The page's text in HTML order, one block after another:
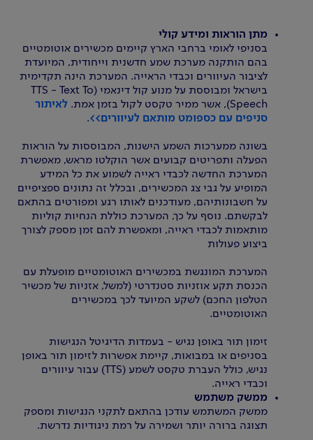
מתן הוראות ומידע קולי
בסניפי לאומי ברחבי הארץ קיימים מכשירים אוטומטיים
בהם הותקנה מערכת שמע חדשנית וייחודית, המיועדת
לציבור העיוורים וכבדי הראייה. המערכת הינה תקדימית
בישראל ומבוססת על מנוע קול דינאמי (TTS - Text To
Speech), אשר ממיר טקסט לקול בזמן אמת.
לאיתור
סניפים עם כספומט מותאם לעיוורים>>.
בשונה ממערכות השמע הישנות, המבוססות על הוראות
הפעלה ותפריטים קבועים אשר הוקלטו מראש, מאפשרת
המערכת החדשה לכבדי ראייה לשמוע את כל המידע
המופיע על גבי צג המכשירים, ובכלל זה נתונים ספציפיים
על חשבונותיהם, מעודכנים לאותו רגע ומפורטים בהתאם
לבקשתם. נוסף על כך, המערכת כוללת הנחיות קוליות
מותאמות לכבדי ראייה, ומאפשרת להם זמן מספק לצורך
ביצוע פעולות
המערכת המונגשת במכשירים האוטומטיים מופעלת עם
הכנסת תקע אוזניות סטנדרטי (למשל, אזניות של מכשיר
הטלפון החכם) לשקע המיועד לכך במכשירים
האוטומטיים.
זימון תור באופן נגיש - בעמדות הדיגיטל הנגישות
בסניפים או במבואות, קיימת אפשרות לזימון תור באופן
נגיש, כולל העברת טקסט לשמע (TTS) עבור עיוורים
וכבדי ראייה.
ממשק משתמש
ממשק המשתמש עודכן בהתאם לתקני הנגישות ומספק
תצוגה ברורה יותר ושמירה על רמת ניגודיות נדרשת.